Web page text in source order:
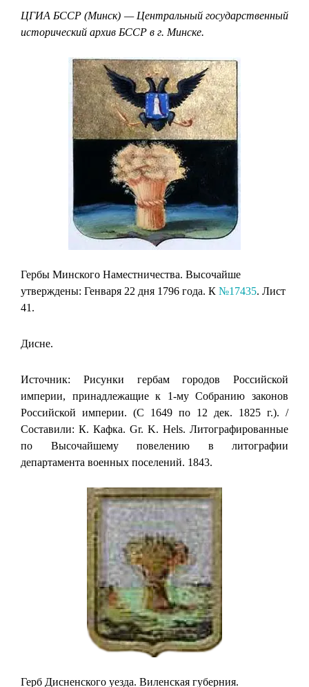
ЦГИА БССР (Минск) — Центральный государственный
исторический архив БССР в г. Минске.
Гербы Минского Наместничества. Высочайше
утверждены: Генваря 22 дня 1796 года. К №17435. Лист
41.
Дисне.
Источник: Рисунки гербам городов Российской
империи, принадлежащие к 1-му Собранию законов
Российской империи. (С 1649 по 12 дек. 1825 г.). /
Составили: К. Кафка. Gr. K. Hels. Литографированные
по Высочайшему повелению в литографии
департамента военных поселений. 1843.
Герб Дисненского уезда. Виленская губерния.